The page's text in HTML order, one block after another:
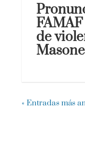
de
« Entradas más